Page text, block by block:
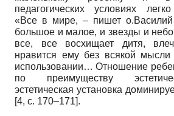
педагогических условиях легко
«Все в мире, – пишет о.Василий
большое и малое, и звезды и
все, все восхищает дитя,
нравится ему без всякой
использовании… Отношение
по преимуществу
эстетическая установка
[4, с. 170–171].